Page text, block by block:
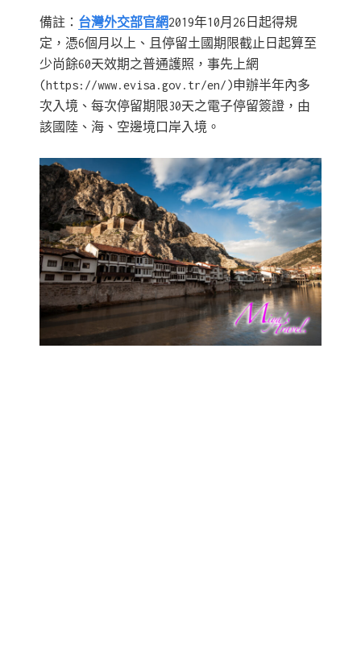
備註： 台灣外交部官網2019年10月26日起得規
定，憑6個月以上、且停留土國期限截止日起算至
少尚餘60天效期之普通護照，事先上網
(https://www.evisa.gov.tr/en/)申辦半年內多
次入境、每次停留期限30天之電子停留簽證，由
該國陸、海、空邊境口岸入境。